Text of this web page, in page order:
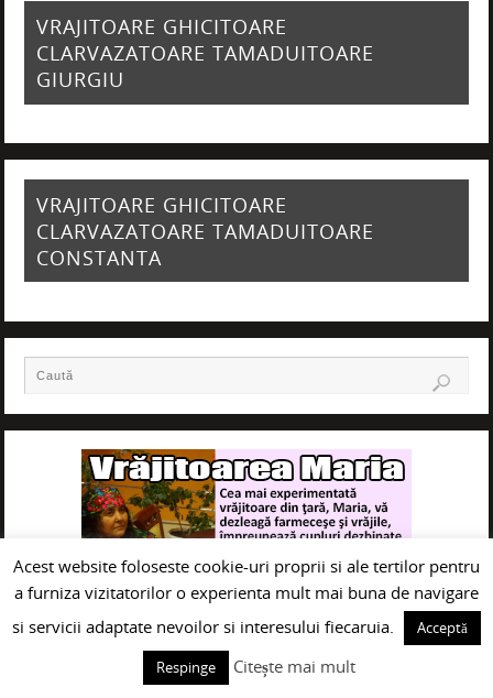
VRAJITOARE GHICITOARE
CLARVAZATOARE TAMADUITOARE
GIURGIU
VRAJITOARE GHICITOARE
CLARVAZATOARE TAMADUITOARE
CONSTANTA
Acest website foloseste cookie-uri proprii si ale tertilor pentru
a furniza vizitatorilor o experienta mult mai buna de navigare
si servicii adaptate nevoilor si interesului fiecaruia.
Acceptă
Respinge
Citește mai mult